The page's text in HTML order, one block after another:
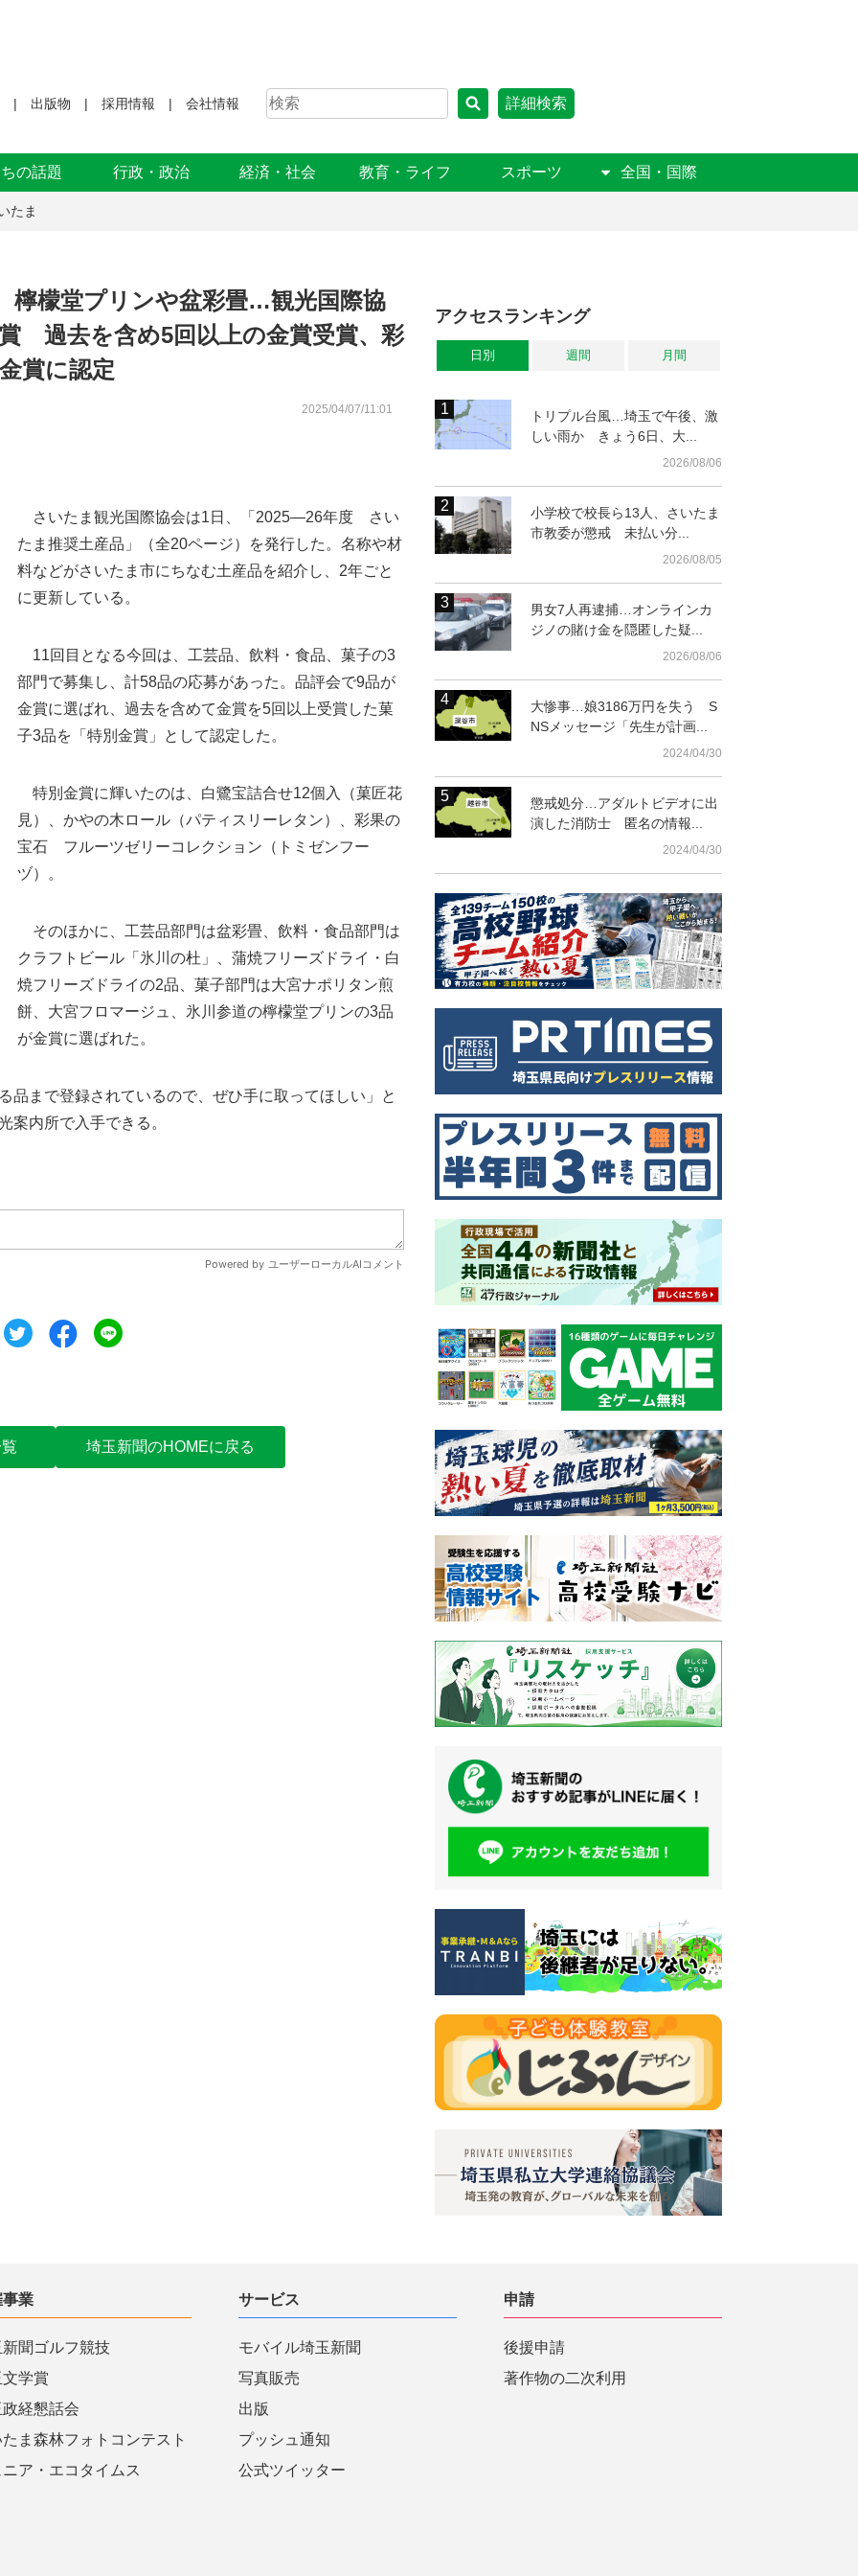
出版物 採用情報 会社情報 詳細検索
ちの話題 行政・政治 経済・社会 教育・ライフ スポーツ 全国・国際
たま
檬堂プリンや盆彩畳…観光国際協
過去を含め5回以上の金賞受賞、彩
賞に認定
2025/04/07/11:01
たに発行された「さいたま推奨土産品」の表紙
さいたま観光国際協会は1日、「2025―26年度 さい
たま推奨土産品」（全20ページ）を発行した。名称や材
料などがさいたま市にちなむ土産品を紹介し、2年ごと
に更新している。
11回目となる今回は、工芸品、飲料・食品、菓子の3
部門で募集し、計58品の応募があった。品評会で9品が
金賞に選ばれ、過去を含めて金賞を5回以上受賞した菓
子3品を「特別金賞」として認定した。
特別金賞に輝いたのは、白鷺宝詰合せ12個入（菓匠花
見）、かやの木ロール（パティスリーレタン）、彩果の
宝石 フルーツゼリーコレクション（トミゼンフー
ヅ）。
そのほかに、工芸品部門は盆彩畳、飲料・食品部門は
クラフトビール「氷川の杜」、蒲焼フリーズドライ・白
焼フリーズドライの2品、菓子部門は大宮ナポリタン煎
餅、大宮フロマージュ、氷川参道の檸檬堂プリンの3品
が金賞に選ばれた。
まで登録されているので、ぜひ手に取ってほしい」と
案内所で入手できる。
ツイートシェア
埼玉新聞のHOMEに戻る
アクセスランキング
日別 週間 月間
トリプル台風…埼玉で午後、激
しい雨か きょう6日、大...
2026/08/06
小学校で校長ら13人、さいたま
市教委が懲戒 未払い分...
2026/08/05
男女7人再逮捕…オンラインカ
ジノの賭け金を隠匿した疑...
2026/08/06
大惨事…娘3186万円を失う S
NSメッセージ「先生が計画...
2024/04/30
懲戒処分…アダルトビデオに出
演した消防士 匿名の情報...
2024/04/30
事業
聞ゴルフ競技
学賞
経懇話会
たま森林フォトコンテスト
ニア・エコタイムス
サービス
モバイル埼玉新聞
写真販売
出版
プッシュ通知
公式ツイッター
申請
後援申請
著作物の二次利用